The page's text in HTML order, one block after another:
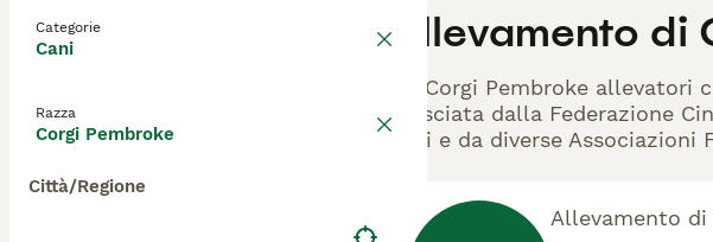
Categorie
Cani
Razza
Corgi Pembroke
Città/Regione
Allevamento di
Gli Corgi Pembroke
rilasciata dalla Federazione
cani e da diverse
Allevamento di